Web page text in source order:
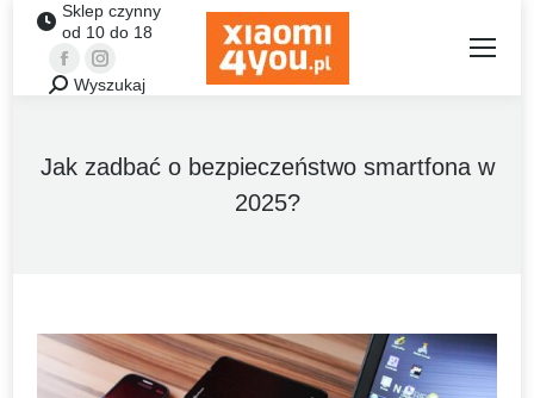
Sklep czynny
od 10 do 18
FacebookInstagram
Szukaj:Wyszukaj
Jak zadbać o bezpieczeństwo smartfona w
2025?